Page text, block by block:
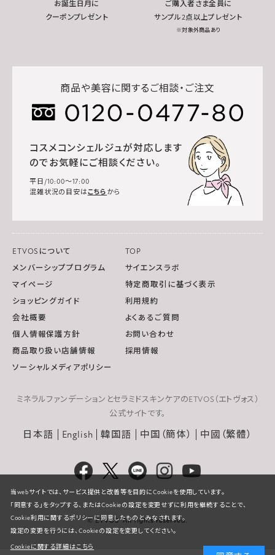
お誕生日月に
クーポンプレゼント
ご購入者さま全員に
サンプル2点以上プレゼント
※対象外商品あり
商品や美容に関するご相談・ご注文
コスメコンシェルジュが対応します
のでお気軽にご相談ください。
平日/10:00～17:00
混雑状況の目安はこちら から
ETVOSについて
TOP
メンバーシッププログラム
サイエンスラボ
マイページ
特定商取引に基づく表示
ショッピングガイド
利用規約
会社概要
よくあるご質問
個人情報保護方針
お問い合わせ
商品取り扱い店舗情報
採用情報
ソーシャルメディアポリシー
ミネラルファンデーションとセラミドスキンケアのETVOS（エトヴォス）
公式サイトです。
日本語 English 韓国語 中国（簡体） 中國（繁體）
当webサイトでは、サービス提供と改善等を目的にCookieを使用しています。
「同意する」をタップする、またはCookieの設定を変更せずに利用を継続することで、
Cookie利用に関するポリシーに同意したものとみなされます。
設定の変更を行うには、Cookieの設定を変更してください。
Cookieに関する詳細はこちら